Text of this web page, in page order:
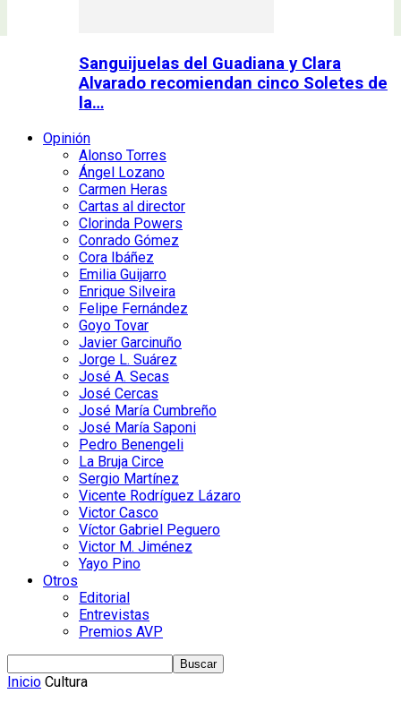
Sanguijuelas del Guadiana y Clara
Alvarado recomiendan cinco Soletes de
la…
Opinión
Alonso Torres
Ángel Lozano
Carmen Heras
Cartas al director
Clorinda Powers
Conrado Gómez
Cora Ibáñez
Emilia Guijarro
Enrique Silveira
Felipe Fernández
Goyo Tovar
Javier Garcinuño
Jorge L. Suárez
José A. Secas
José Cercas
José María Cumbreño
José María Saponi
Pedro Benengeli
La Bruja Circe
Sergio Martínez
Vicente Rodríguez Lázaro
Victor Casco
Víctor Gabriel Peguero
Victor M. Jiménez
Yayo Pino
Otros
Editorial
Entrevistas
Premios AVP
Inicio Cultura